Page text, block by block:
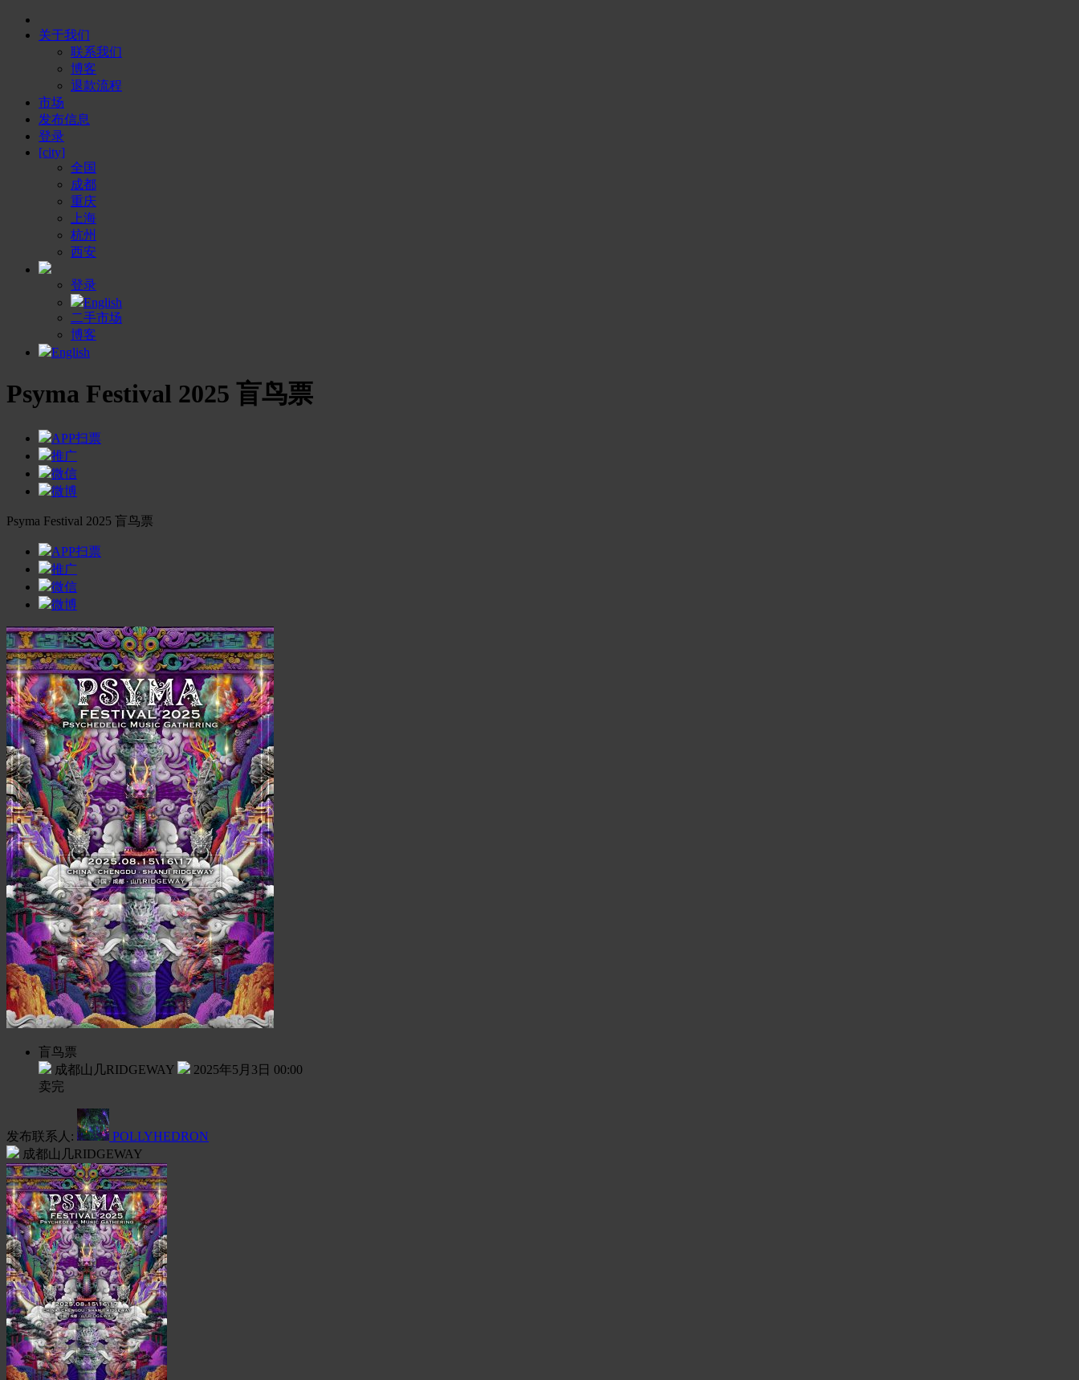
关于我们
联系我们
博客
退款流程
市场
发布信息
登录
[city]
全国
成都
重庆
上海
杭州
西安
登录
English
二手市场
博客
English
Psyma Festival 2025 盲鸟票
APP扫票
推广
微信
微博
Psyma Festival 2025 盲鸟票
APP扫票
推广
微信
微博
盲鸟票
成都山几RIDGEWAY
2025年5月3日 00:00
卖完
发布联系人:
POLLYHEDRON
成都山几RIDGEWAY